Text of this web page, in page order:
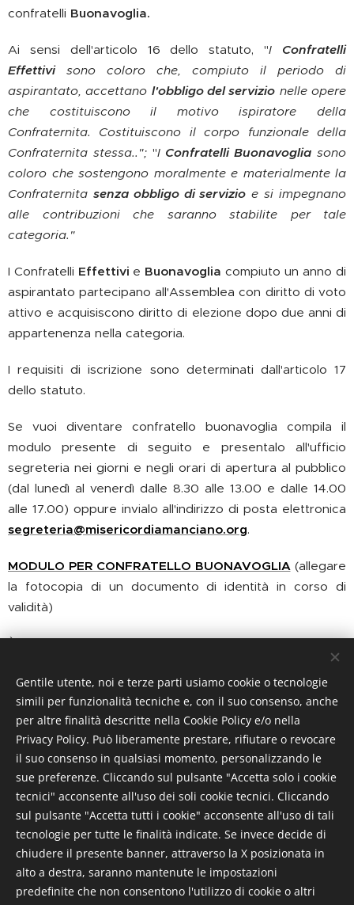
confratelli Buonavoglia.
Ai sensi dell'articolo 16 dello statuto, "I Confratelli
Effettivisono coloro che, compiuto il periodo di
aspirantato, accettano l'obbligo del servizio nelle opere
che costituiscono il motivo ispiratore della
Confraternita. Costituiscono il corpo funzionale della
Confraternita stessa.."; "I Confratelli Buonavoglia sono
coloro che sostengono moralmente e materialmente la
Confraternita senza obbligo di servizio e si impegnano
alle contribuzioni che saranno stabilite per tale
categoria."
I Confratelli Effettivi e Buonavoglia compiuto un anno di
aspirantato partecipano all'Assemblea con diritto di voto
attivo e acquisiscono diritto di elezione dopo due anni di
appartenenza nella categoria.
I requisiti di iscrizione sono determinati dall'articolo 17
dello statuto.
Se vuoi diventare confratello buonavoglia compila il
modulo presente di seguito e presentalo all'ufficio
segreteria nei giorni e negli orari di apertura al pubblico
(dal lunedì al venerdì dalle 8.30 alle 13.00 e dalle 14.00
alle 17.00) oppure invialo all'indirizzo di posta elettronica
segreteria@misericordiamanciano.org.
MODULO PER CONFRATELLO BUONAVOGLIA(allegare
la fotocopia di un documento di identità in corso di
validità)
È altresì possibile ritirare i moduli direttamente all'ufficio
Se invece decidi di contribuire al sostentamento della
Confraternita senza partecipare agli organi sociali della
stessa puoi diventareSostenitorenon socio versando
annualmente un contributo economico a tua scelta ma
non inferiore alla quota deliberata dal Magistrato per la
categoriaSostenitori(art.6 regolamento soci).
Il versamento della quota annuale
conferisce ai
confratelli Effettivi ,Buonavogliae ai Sostenitori
soci, nel caso se ne presentasse la necessità, il diritto a
Gentile utente, noi e terze parti usiamo cookie o tecnologie
simili per funzionalità tecniche e, con il suo consenso, anche
per altre finalità descritte nella Cookie Policy e/o nella
Privacy Policy. Può liberamente prestare, rifiutare o revocare
il suo consenso in qualsiasi momento, personalizzando le
sue preferenze. Cliccando sul pulsante "Accetta solo i cookie
tecnici" acconsente all'uso dei soli cookie tecnici. Cliccando
sul pulsante "Accetta tutti i cookie" acconsente all'uso di tali
tecnologie per tutte le finalità indicate. Se invece decide di
chiudere il presente banner, attraverso la X posizionata in
alto a destra, saranno mantenute le impostazioni
predefinite che non consentono l'utilizzo di cookie o altri